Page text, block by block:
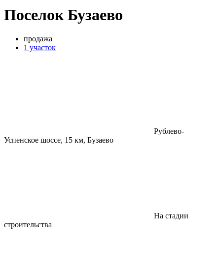
Поселок Бузаево
продажа
1 участок
Рублево-
Успенское шоссе, 15 км, Бузаево
На стадии
строительства